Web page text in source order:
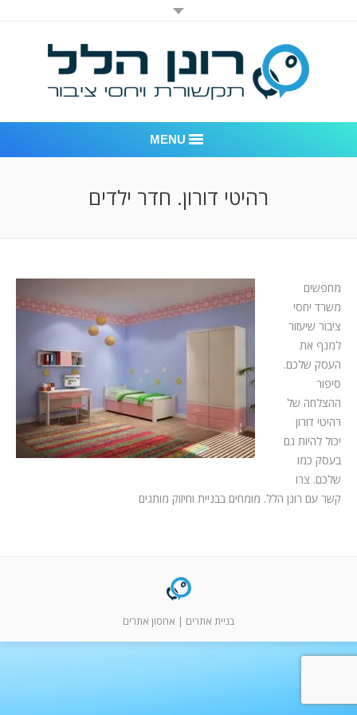
MENU
לקוחות – משרד יחסי ציבור רונן הלל
חדר חדשות
צור קשר
רהיטי דורון. חדר ילדים
מחפשים
משרד יחסי
ציבור שיעזור
למנף את
העסק שלכם.
סיפור
ההצלחה של
רהיטי דורון
יכול להיות גם
בעסק כמו
שלכם. צרו
קשר עם רונן הלל. מומחים בבניית וחיזוק מותגים
בניית אתרים | אחסון אתרים